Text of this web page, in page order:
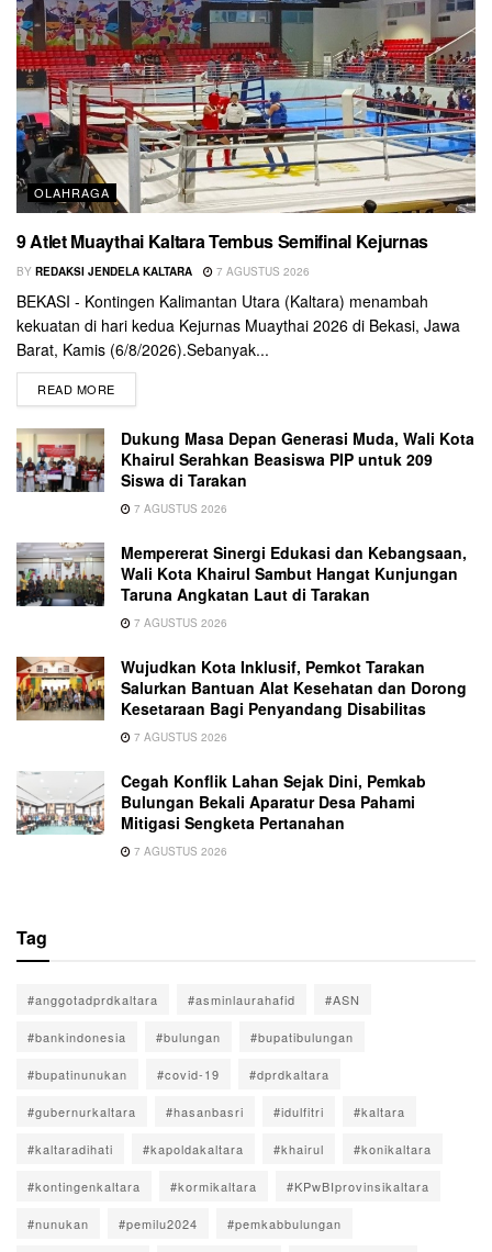
OLAHRAGA
9 Atlet Muaythai Kaltara Tembus Semifinal Kejurnas
BY REDAKSI JENDELA KALTARA 7 AGUSTUS 2026
BEKASI - Kontingen Kalimantan Utara (Kaltara) menambah
kekuatan di hari kedua Kejurnas Muaythai 2026 di Bekasi, Jawa
Barat, Kamis (6/8/2026).Sebanyak...
READ MORE
Dukung Masa Depan Generasi Muda, Wali Kota
Khairul Serahkan Beasiswa PIP untuk 209
Siswa di Tarakan
7 AGUSTUS 2026
Mempererat Sinergi Edukasi dan Kebangsaan,
Wali Kota Khairul Sambut Hangat Kunjungan
Taruna Angkatan Laut di Tarakan
7 AGUSTUS 2026
Wujudkan Kota Inklusif, Pemkot Tarakan
Salurkan Bantuan Alat Kesehatan dan Dorong
Kesetaraan Bagi Penyandang Disabilitas
7 AGUSTUS 2026
Cegah Konflik Lahan Sejak Dini, Pemkab
Bulungan Bekali Aparatur Desa Pahami
Mitigasi Sengketa Pertanahan
7 AGUSTUS 2026
Tag
#anggotadprdkaltara #asminlaurahafid #ASN
#bankindonesia #bulungan #bupatibulungan
#bupatinunukan #covid-19 #dprdkaltara
#gubernurkaltara #hasanbasri #idulfitri #kaltara
#kaltaradihati #kapoldakaltara #khairul #konikaltara
#kontingenkaltara #kormikaltara #KPwBIprovinsikaltara
#nunukan #pemilu2024 #pemkabbulungan